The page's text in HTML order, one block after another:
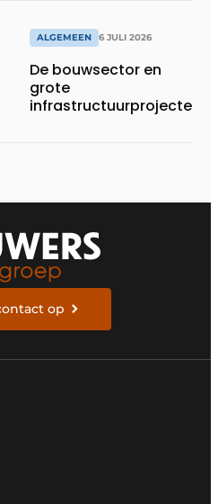
ALGEMEEN 6 JULI 2026
De bouwsector en
grote
infrastructuurprojecten
op